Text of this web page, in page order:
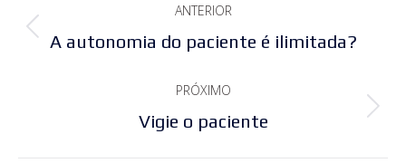
de
ANTERIOR
Post
A autonomia do paciente é ilimitada?
PRÓXIMO
Próximo
Vigie o paciente